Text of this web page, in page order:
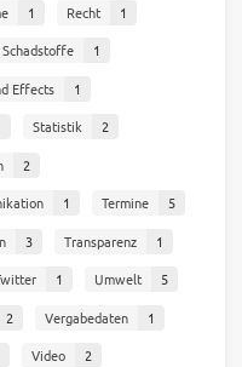
1 Recht
1
Schadstoffe
1
Effects
1
Statistik
2
2
1 Termine
5
3 Transparenz
1
1 Umwelt
5
2 Vergabedaten
1
Video
2